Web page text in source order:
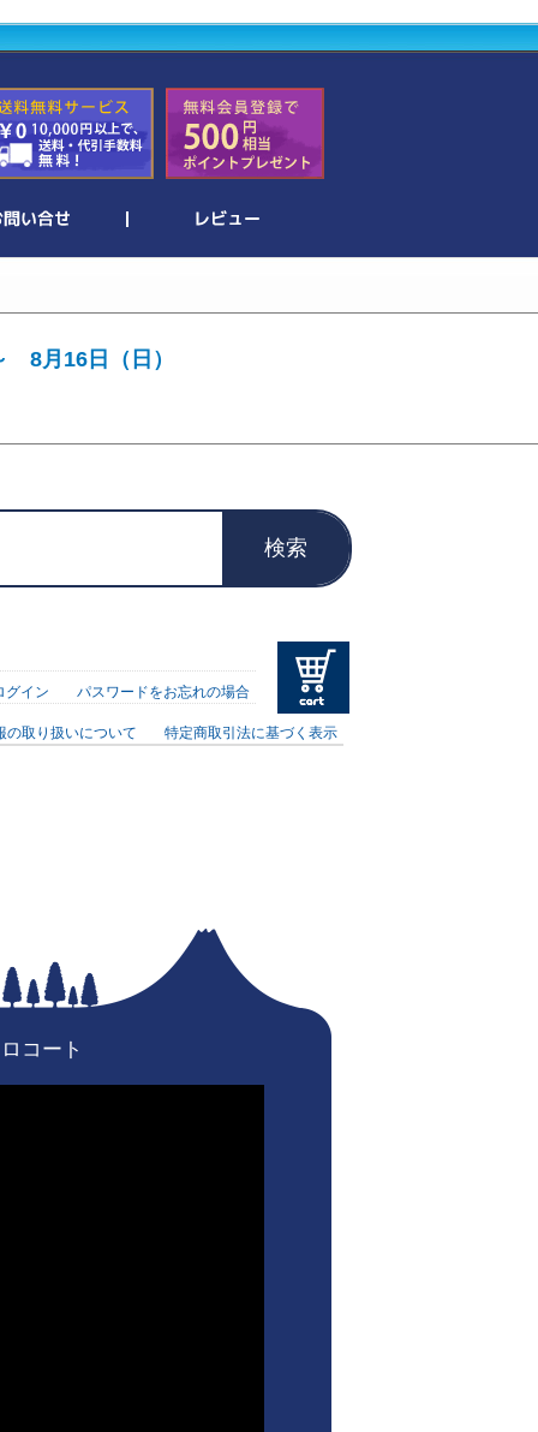
8月16日（日）
検索
グイン パスワードをお忘れの場合
の取り扱いについて 特定商取引法に基づく表示
コート